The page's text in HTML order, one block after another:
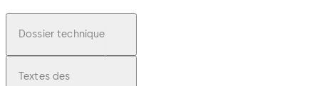
Dossier technique
Textes des